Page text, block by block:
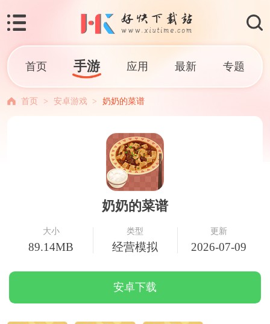
首页 手游 应用 最新 专题
首页 > 安卓游戏 > 奶奶的菜谱
奶奶的菜谱
大小
89.14MB
类型
经营模拟
更新
2026-07-09
安卓下载